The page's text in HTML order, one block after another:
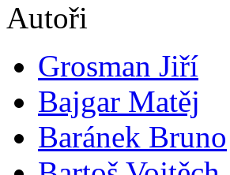
Autoři
Grosman Jiří
Bajgar Matěj
Baránek Bruno